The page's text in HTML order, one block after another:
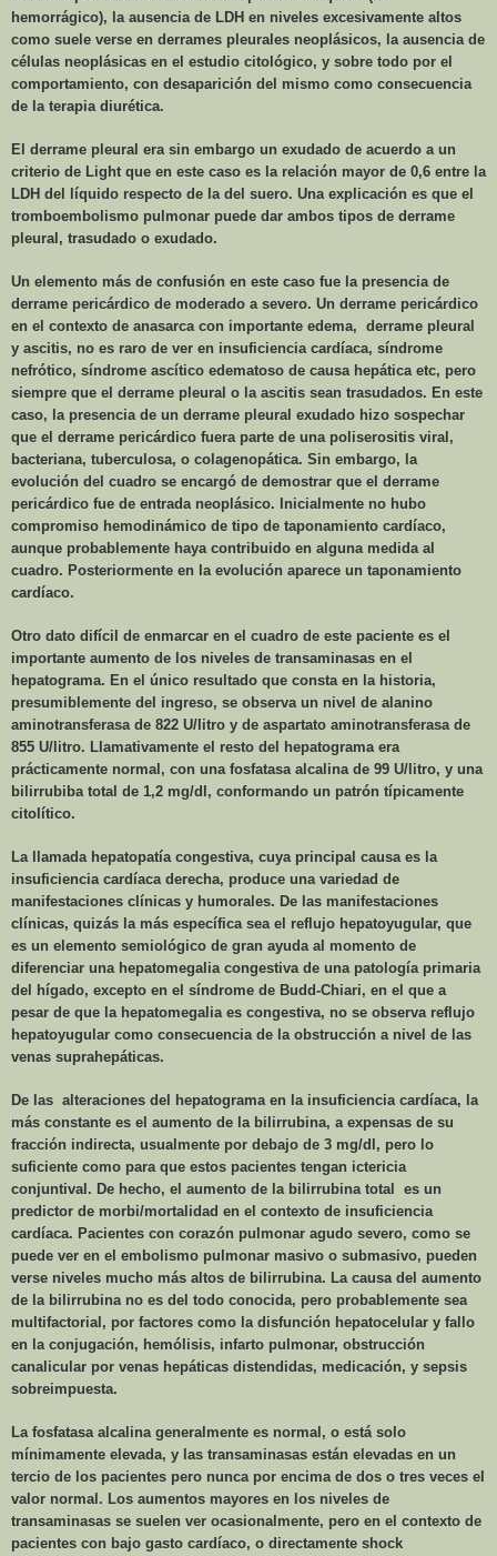
hemorrágico), la ausencia de LDH en niveles excesivamente altos
como suele verse en derrames pleurales neoplásicos, la ausencia de
células neoplásicas en el estudio citológico, y sobre todo por el
comportamiento, con desaparición del mismo como consecuencia
de la terapia diurética.
El derrame pleural era sin embargo un exudado de acuerdo a un
criterio de Light que en este caso es la relación mayor de 0,6 entre la
LDH del líquido respecto de la del suero. Una explicación es que el
tromboembolismo pulmonar puede dar ambos tipos de derrame
pleural, trasudado o exudado.
Un elemento más de confusión en este caso fue la presencia de
derrame pericárdico de moderado a severo. Un derrame pericárdico
en el contexto de anasarca con importante edema, derrame pleural
y ascitis, no es raro de ver en insuficiencia cardíaca, síndrome
nefrótico, síndrome ascítico edematoso de causa hepática etc, pero
siempre que el derrame pleural o la ascitis sean trasudados. En este
caso, la presencia de un derrame pleural exudado hizo sospechar
que el derrame pericárdico fuera parte de una poliserositis viral,
bacteriana, tuberculosa, o colagenopática. Sin embargo, la
evolución del cuadro se encargó de demostrar que el derrame
pericárdico fue de entrada neoplásico. Inicialmente no hubo
compromiso hemodinámico de tipo de taponamiento cardíaco,
aunque probablemente haya contribuido en alguna medida al
cuadro. Posteriormente en la evolución aparece un taponamiento
cardíaco.
Otro dato difícil de enmarcar en el cuadro de este paciente es el
importante aumento de los niveles de transaminasas en el
hepatograma. En el único resultado que consta en la historia,
presumiblemente del ingreso, se observa un nivel de alanino
aminotransferasa de 822 U/litro y de aspartato aminotransferasa de
855 U/litro. Llamativamente el resto del hepatograma era
prácticamente normal, con una fosfatasa alcalina de 99 U/litro, y una
bilirrubiba total de 1,2 mg/dl, conformando un patrón típicamente
citolítico.
La llamada hepatopatía congestiva, cuya principal causa es la
insuficiencia cardíaca derecha, produce una variedad de
manifestaciones clínicas y humorales. De las manifestaciones
clínicas, quizás la más específica sea el reflujo hepatoyugular, que
es un elemento semiológico de gran ayuda al momento de
diferenciar una hepatomegalia congestiva de una patología primaria
del hígado, excepto en el síndrome de Budd-Chiari, en el que a
pesar de que la hepatomegalia es congestiva, no se observa reflujo
hepatoyugular como consecuencia de la obstrucción a nivel de las
venas suprahepáticas.
De las alteraciones del hepatograma en la insuficiencia cardíaca, la
más constante es el aumento de la bilirrubina, a expensas de su
fracción indirecta, usualmente por debajo de 3 mg/dl, pero lo
suficiente como para que estos pacientes tengan ictericia
conjuntival. De hecho, el aumento de la bilirrubina total es un
predictor de morbi/mortalidad en el contexto de insuficiencia
cardíaca. Pacientes con corazón pulmonar agudo severo, como se
puede ver en el embolismo pulmonar masivo o submasivo, pueden
verse niveles mucho más altos de bilirrubina. La causa del aumento
de la bilirrubina no es del todo conocida, pero probablemente sea
multifactorial, por factores como la disfunción hepatocelular y fallo
en la conjugación, hemólisis, infarto pulmonar, obstrucción
canalicular por venas hepáticas distendidas, medicación, y sepsis
sobreimpuesta.
La fosfatasa alcalina generalmente es normal, o está solo
mínimamente elevada, y las transaminasas están elevadas en un
tercio de los pacientes pero nunca por encima de dos o tres veces el
valor normal. Los aumentos mayores en los niveles de
transaminasas se suelen ver ocasionalmente, pero en el contexto de
pacientes con bajo gasto cardíaco, o directamente shock